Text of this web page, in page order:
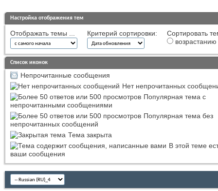
Настройка отображения тем
Отображать темы ... Критерий сортировки:
Сортировать
возрастанию
Список иконок
Непрочитанные сообщения
Нет непрочитанных
Популярная тема с
непрочитанными сообщениями
Популярная тема без
непрочитанных сообщений
Тема закрыта
В этой теме
ваши сообщения